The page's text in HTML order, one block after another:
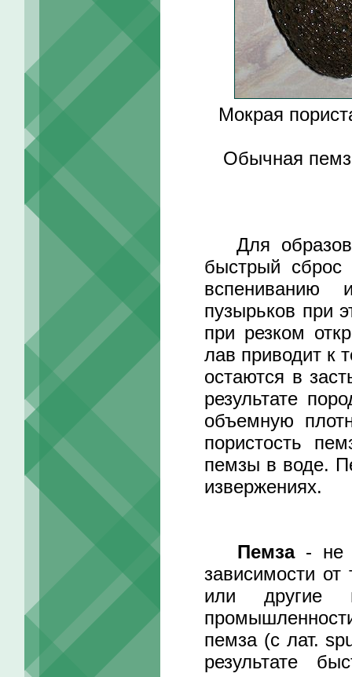
Мокрая
Обычная
Для
быстрый сброс
вспениванию
пузырьков при
при резком
лав приводит к
остаются в
результате
объемную
пористость
пемзы в воде.
извержениях.
Пемза- не
зависимости от
или другие
пемза (с лат.
результате